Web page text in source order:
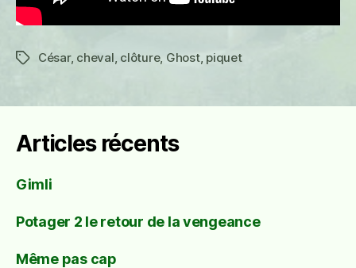
Étiquettes
César, cheval, clôture, Ghost, piquet
Articles récents
Gimli
Potager 2 le retour de la vengeance
Même pas cap